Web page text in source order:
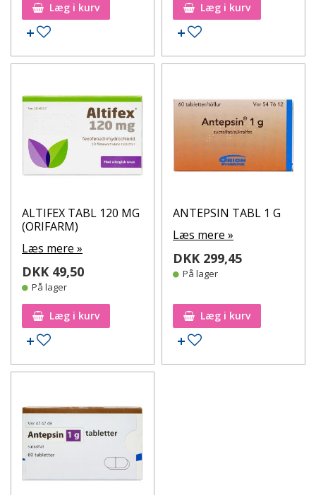
Læg i kurv
Tilføj til ønskeseddel
Læg i kurv
Tilføj til ønskeseddel
ALTIFEX TABL 120 MG
(ORIFARM)
Læs mere »
DKK 49,50
På lager
Læg i kurv
Tilføj til ønskeseddel
ANTEPSIN TABL 1 G
Læs mere »
DKK 299,45
På lager
Læg i kurv
Tilføj til ønskeseddel